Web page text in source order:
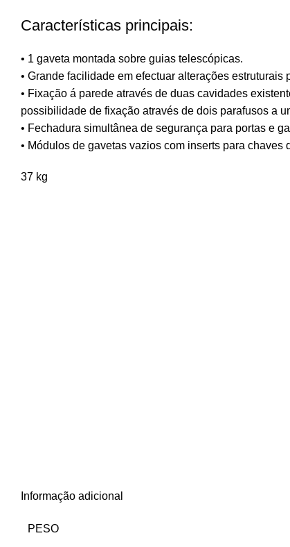
Características principais:
• 1 gaveta montada sobre guias telescópicas.
• Grande facilidade em efectuar alterações
• Fixação á parede através de duas cavidades
possibilidade de fixação através de dois parafusos a
• Fechadura simultânea de segurança para portas e
• Módulos de gavetas vazios com inserts para chaves
37 kg
Informação adicional
PESO